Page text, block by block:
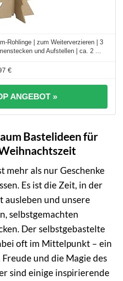
Rohlinge | zum Weiterverzieren | 3
und Aufstellen | ca. 2 ...
€
ANGEBOT »
Bastelideen für
mehr als nur Geschenke
Es ist die Zeit, in der
und unsere
selbstgemachten
Der selbstgebastelte
oft im Mittelpunkt – ein
und die Magie des
sind einige inspirierende